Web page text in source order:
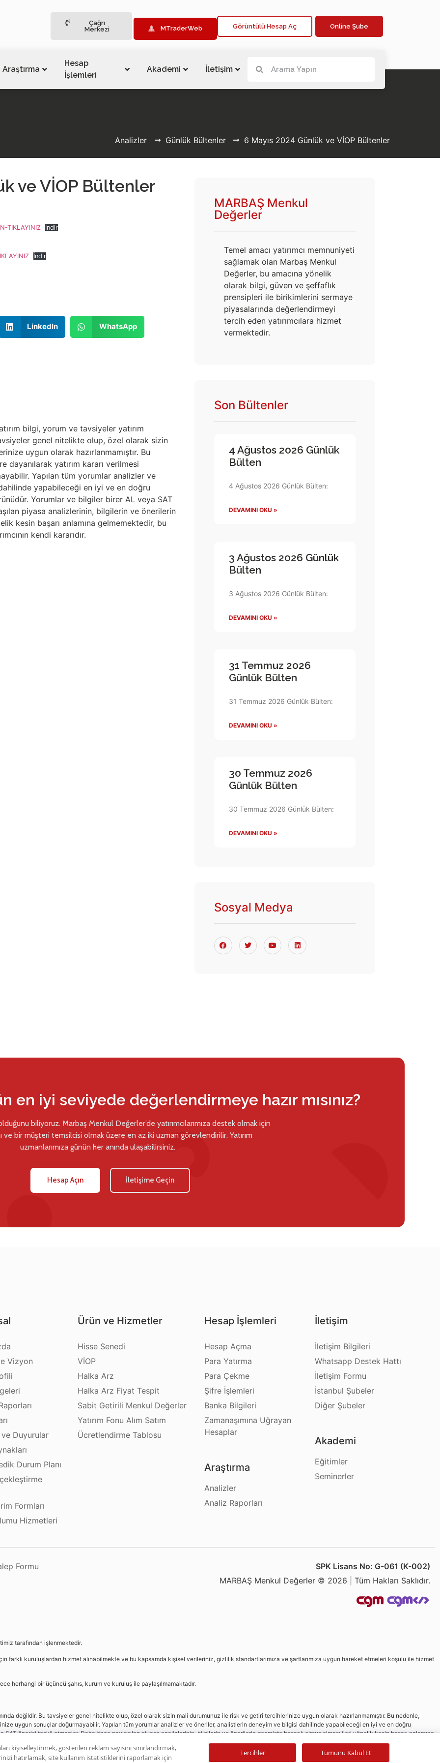
Çağrı
Merkezi
MTraderWeb Görüntülü Hesap Aç Online Şube
Araştırma
Hesap
İşlemleri
Akademi İletişim
Analizler Günlük Bültenler 6 Mayıs 2024 Günlük ve VİOP Bültenler
ve VİOP Bültenler
TIKLAYINIZ İndir
İndir
LinkedIn WhatsApp
bilgi, yorum ve tavsiyeler yatırım
genel nitelikte olup, özel olarak sizin
uygun olarak hazırlanmamıştır. Bu
yatırım kararı verilmesi
Yapılan tüm yorumlar analizler ve
yapabileceği en iyi ve en doğru
Yorumlar ve bilgiler birer AL veya SAT
piyasa analizlerinin, bilgilerin ve önerilerin
kesin başarı anlamına gelmemektedir, bu
kendi kararıdır.
MARBAŞ Menkul
Değerler
Temel amacı yatırımcı memnuniyeti
sağlamak olan Marbaş Menkul
Değerler, bu amacına yönelik
olarak bilgi, güven ve şeffaflık
prensipleri ile birikimlerini sermaye
piyasalarında değerlendirmeyi
tercih eden yatırımcılara hizmet
vermektedir.
Son Bültenler
4 Ağustos 2026 Günlük
Bülten
4 Ağustos 2026 Günlük Bülten:
DEVAMINI OKU »
3 Ağustos 2026 Günlük
Bülten
3 Ağustos 2026 Günlük Bülten:
DEVAMINI OKU »
31 Temmuz 2026
Günlük Bülten
31 Temmuz 2026 Günlük Bülten:
DEVAMINI OKU »
30 Temmuz 2026
Günlük Bülten
30 Temmuz 2026 Günlük Bülten:
DEVAMINI OKU »
Sosyal Medya
en iyi seviyede değerlendirmeye hazır mısınız?
biliyoruz. Marbaş Menkul Değerler’de yatırımcılarımıza destek olmak için
ve bir müşteri temsilcisi olmak üzere en az iki uzman görevlendirilir. Yatırım
uzmanlarımıza günün her anında ulaşabilirsiniz.
Hesap Açın İletişime Geçin
Vizyon
Duyurular
Durum Planı
Formları
Hizmetleri
Ürün ve Hizmetler
Hisse Senedi
VİOP
Halka Arz
Halka Arz Fiyat Tespit
Sabit Getirili Menkul Değerler
Yatırım Fonu Alım Satım
Ücretlendirme Tablosu
Hesap İşlemleri
Hesap Açma
Para Yatırma
Para Çekme
Şifre İşlemleri
Banka Bilgileri
Zamanaşımına Uğrayan
Hesaplar
Araştırma
Analizler
Analiz Raporları
İletişim
İletişim Bilgileri
Whatsapp Destek Hattı
İletişim Formu
İstanbul Şubeler
Diğer Şubeler
Akademi
Eğitimler
Seminerler
Formu
SPK Lisans No: G-061 (K-002)
MARBAŞ Menkul Değerler © 2026 | Tüm Hakları Saklıdır.
tarafından işlenmektedir.
farklı kuruluşlardan hizmet alınabilmekte ve bu kapsamda kişisel verileriniz, gizlilik standartlarımıza ve şartlarımıza uygun hareket etmeleri koşulu ile hizmet
herhangi bir üçüncü şahıs, kurum ve kuruluş ile paylaşılmamaktadır.
değildir. Bu tavsiyeler genel nitelikte olup, özel olarak sizin mali durumunuz ile risk ve getiri tercihlerinize uygun olarak hazırlanmamıştır. Bu nedenle,
uygun sonuçlar doğurmayabilir. Yapılan tüm yorumlar analizler ve öneriler, analistlerin deneyim ve bilgisi dahilinde yapabileceği en iyi ve en doğru
önerisi teşkil etmezler. Daha önce paylaşılan piyasa analizlerinin, bilgilerin ve önerilerin geçmişte başarılı olmuş olması ileri yönelik kesin başarı anlamına
kişiselleştirmek, gösterilen reklam sayısını sınırlandırmak,
hatırlamak, site kullanım istatistiklerini raporlamak için
Tercihler Tümünü Kabul Et